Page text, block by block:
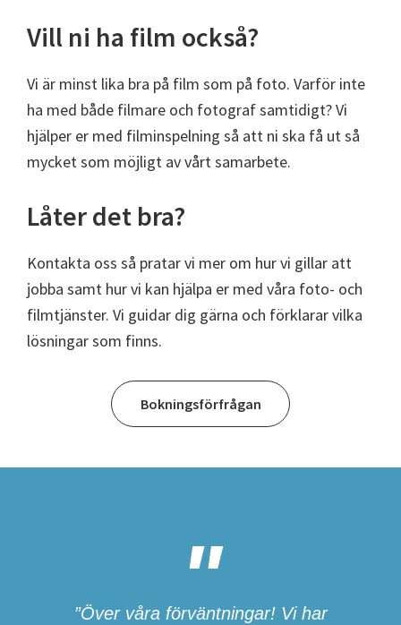
Vill ni ha film också?
Vi är minst lika bra på film som på foto. Varför inte
ha med både filmare och fotograf samtidigt? Vi
hjälper er med filminspelning så att ni ska få ut så
mycket som möjligt av vårt samarbete.
Låter det bra?
Kontakta oss så pratar vi mer om hur vi gillar att
jobba samt hur vi kan hjälpa er med våra foto- och
filmtjänster. Vi guidar dig gärna och förklarar vilka
lösningar som finns.
Bokningsförfrågan
”Över våra förväntningar! Vi har